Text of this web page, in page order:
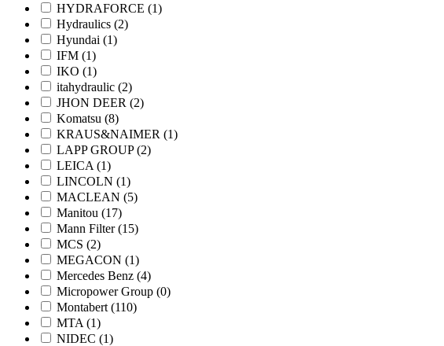
HYDRAFORCE (1)
Hydraulics (2)
Hyundai (1)
IFM (1)
IKO (1)
itahydraulic (2)
JHON DEER (2)
Komatsu (8)
KRAUS&NAIMER (1)
LAPP GROUP(2)
LEICA (1)
LINCOLN (1)
MACLEAN (5)
Manitou (17)
Mann Filter(15)
MCS (2)
MEGACON (1)
Mercedes Benz (4)
Micropower Group (0)
Montabert (110)
MTA (1)
NIDEC (1)